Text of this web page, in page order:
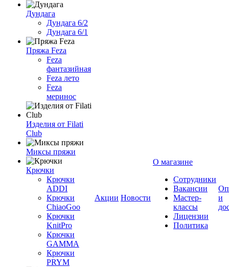
Дундага
Дундага 6/2
Дундага 6/1
Пряжа Feza
Feza
фантазийная
Feza лето
Feza
меринос
Изделия от Filati
Club
Миксы пряжи
Крючки
Крючки
ADDI
Крючки
ChiaoGoo
Крючки
KnitPro
Крючки
GAMMA
Крючки
PRYM
Акции Новости
О магазине
Сотрудники
Вакансии
Мастер-
классы
Лицензии
Политика
и